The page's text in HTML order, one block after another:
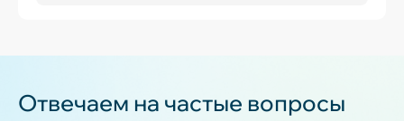
Отвечаем на частые вопросы